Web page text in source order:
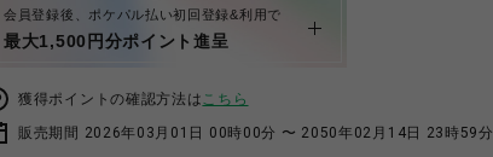
会員登録後、ポケパル払い初回登録&利用で
最大1,500円分ポイント進呈
獲得ポイントの確認方法はこちら
販売期間 2026年03月01日 00時00分 〜 2050年02月14日 23時59分